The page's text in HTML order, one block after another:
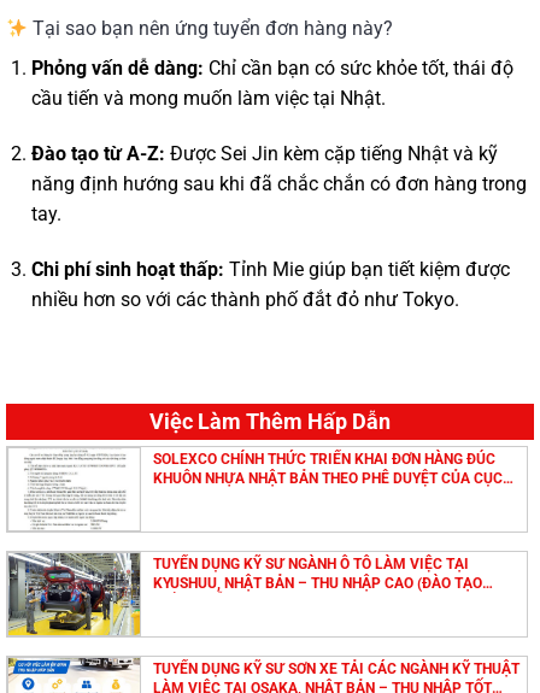
Tại sao bạn nên ứng tuyển đơn hàng này?
Phỏng vấn dễ dàng: Chỉ cần bạn có sức khỏe tốt, thái độ
cầu tiến và mong muốn làm việc tại Nhật.
Đào tạo từ A-Z: Được Sei Jin kèm cặp tiếng Nhật và kỹ
năng định hướng sau khi đã chắc chắn có đơn hàng trong
tay.
Chi phí sinh hoạt thấp: Tỉnh Mie giúp bạn tiết kiệm được
nhiều hơn so với các thành phố đắt đỏ như Tokyo.
Việc Làm Thêm Hấp Dẫn
SOLEXCO CHÍNH THỨC TRIỂN KHAI ĐƠN HÀNG ĐÚC
KHUÔN NHỰA NHẬT BẢN THEO PHÊ DUYỆT CỦA CỤC
TUYỂN DỤNG KỸ SƯ NGÀNH Ô TÔ LÀM VIỆC TẠI
KYUSHUU, NHẬT BẢN – THU NHẬP CAO (ĐÀO TẠO
TUYỂN DỤNG KỸ SƯ SƠN XE TẢI CÁC NGÀNH KỸ THUẬT
LÀM VIỆC TẠI OSAKA, NHẬT BẢN – THU NHẬP TỐT